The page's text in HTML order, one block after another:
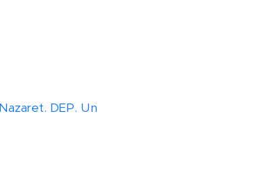
DEP. Un